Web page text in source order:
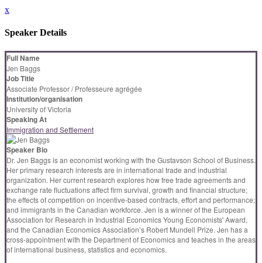
x
Speaker Details
Full Name
Jen Baggs
Job Title
Associate Professor / Professeure agrégée
Institution/organisation
University of Victoria
Speaking At
Immigration and Settlement
Speaker Bio
Dr. Jen Baggs is an economist working with the Gustavson School of Business.
Her primary research interests are in international trade and industrial
organization. Her current research explores how free trade agreements and
exchange rate fluctuations affect firm survival, growth and financial structure;
the effects of competition on incentive-based contracts, effort and performance;
and immigrants in the Canadian workforce. Jen is a winner of the European
Association for Research in Industrial Economics Young Economists' Award,
and the Canadian Economics Association’s Robert Mundell Prize. Jen has a
cross-appointment with the Department of Economics and teaches in the areas
of international business, statistics and economics.